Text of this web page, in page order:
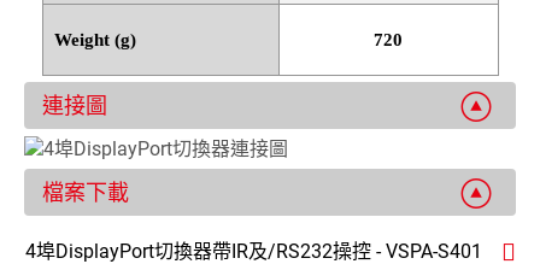
Weight (g) 720
連接圖
檔案下載
4埠DisplayPort切換器帶IR及/RS232操控 - VSPA-S401